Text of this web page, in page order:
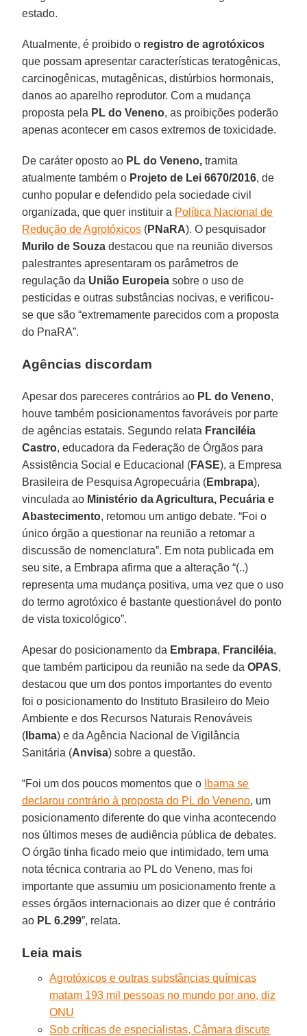
estado.
Atualmente, é proibido o registro de agrotóxicos
que possam apresentar características teratogênicas,
carcinogênicas, mutagênicas, distúrbios hormonais,
danos ao aparelho reprodutor. Com a mudança
proposta pela PL do Veneno, as proibições poderão
apenas acontecer em casos extremos de toxicidade.
De caráter oposto ao PL do Veneno, tramita
atualmente também o Projeto de Lei 6670/2016, de
cunho popular e defendido pela sociedade civil
organizada, que quer instituir a Política Nacional de
Redução de Agrotóxicos (PNaRA). O pesquisador
Murilo de Souza destacou que na reunião diversos
palestrantes apresentaram os parâmetros de
regulação da União Europeia sobre o uso de
pesticidas e outras substâncias nocivas, e verificou-
se que são “extremamente parecidos com a proposta
do PnaRA”.
Agências discordam
Apesar dos pareceres contrários ao PL do Veneno,
houve também posicionamentos favoráveis por parte
de agências estatais. Segundo relata Franciléia
Castro, educadora da Federação de Órgãos para
Assistência Social e Educacional (FASE), a Empresa
Brasileira de Pesquisa Agropecuária (Embrapa),
vinculada ao Ministério da Agricultura, Pecuária e
Abastecimento, retomou um antigo debate. “Foi o
único órgão a questionar na reunião a retomar a
discussão de nomenclatura”. Em nota publicada em
seu site, a Embrapa afirma que a alteração “(..)
representa uma mudança positiva, uma vez que o uso
do termo agrotóxico é bastante questionável do ponto
de vista toxicológico”.
Apesar do posicionamento da Embrapa, Franciléia,
que também participou da reunião na sede daOPAS,
destacou que um dos pontos importantes do evento
foi o posicionamento do Instituto Brasileiro do Meio
Ambiente e dos Recursos Naturais Renováveis
( Ibama) e da Agência Nacional de Vigilância
Sanitária (Anvisa) sobre a questão.
“Foi um dos poucos momentos que o Ibama se
declarou contrário à proposta do PL do Veneno, um
posicionamento diferente do que vinha acontecendo
nos últimos meses de audiência pública de debates.
O órgão tinha ficado meio que intimidado, tem uma
nota técnica contraria ao PL do Veneno, mas foi
importante que assumiu um posicionamento frente a
esses órgãos internacionais ao dizer que é contrário
ao PL 6.299”, relata.
Leia mais
Agrotóxicos e outras substâncias químicas
matam 193 mil pessoas no mundo por ano, diz
ONU
Sob críticas de especialistas, Câmara discute